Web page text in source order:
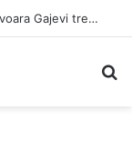
JP “KOMUNALNO BRČKO”: Voda iz rezervoara Gajevi trenutno nije za piće